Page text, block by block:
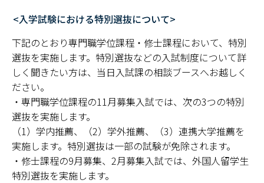
<入学試験における特別選抜について>
下記のとおり専門職学位課程・修士課程において、特別
選抜を実施します。特別選抜などの入試制度について詳
しく聞きたい方は、当日入試課の相談ブースへお越しく
ださい。
・専門職学位課程の11月募集入試では、次の3つの特別
選抜を実施します。
（1）学内推薦、（2）学外推薦、（3）連携大学推薦を
実施します。特別選抜は一部の試験が免除されます。
・修士課程の9月募集、2月募集入試では、外国人留学生
特別選抜を実施します。